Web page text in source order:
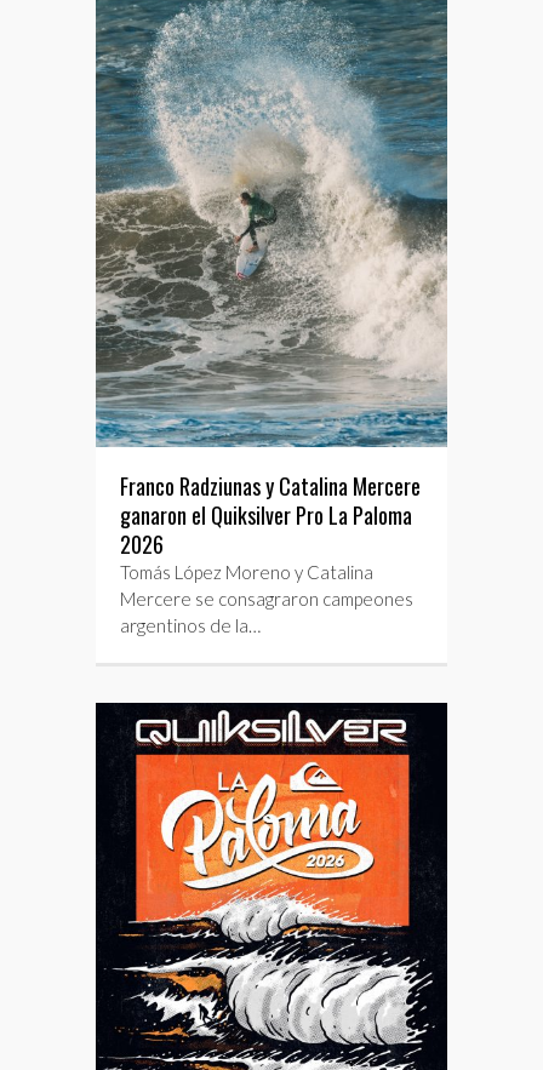
Franco Radziunas y Catalina Mercere
ganaron el Quiksilver Pro La Paloma
2026
Tomás López Moreno y Catalina
Mercere se consagraron campeones
argentinos de la…